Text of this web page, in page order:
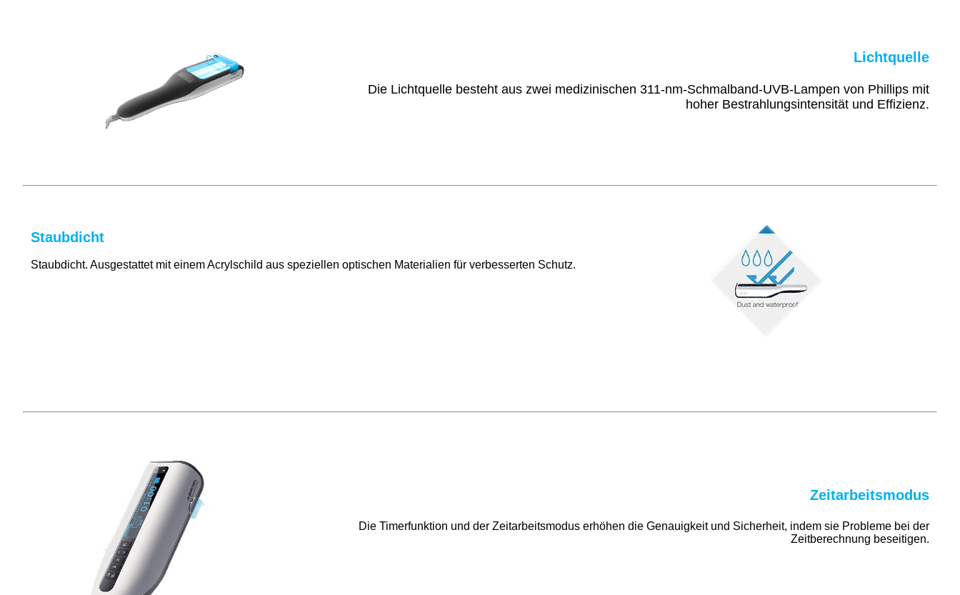
Lichtquelle
Die Lichtquelle besteht aus zwei medizinischen 311-nm-Schmalband-UVB-Lampen von Phillips mit
hoher Bestrahlungsintensität und Effizienz.
Staubdicht
Staubdicht. Ausgestattet mit einem Acrylschild aus speziellen optischen Materialien für verbesserten Schutz.
Zeitarbeitsmodus
Die Timerfunktion und der Zeitarbeitsmodus erhöhen die Genauigkeit und Sicherheit, indem sie Probleme bei der
Zeitberechnung beseitigen.